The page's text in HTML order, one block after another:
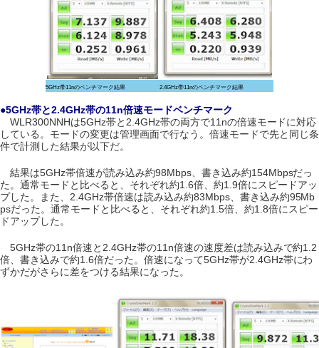
5GHz帯11nのベンチマーク結果 2.4GHz帯11nのベンチマーク結果
●5GHz帯と2.4GHz帯の11n倍速モードベンチマーク
WLR300NNHは5GHz帯と2.4GHz帯の両方で11nの倍速モードに対応
している。モードの変更は管理画面で行なう。倍速モードで先と同じ条
件で計測した結果が以下だ。
結果は5GHz帯倍速が読み込み約98Mbps、書き込み約154Mbpsだっ
た。通常モードと比べると、それぞれ約1.6倍、約1.9倍にスピードアッ
プした。また、2.4GHz帯倍速は読み込み約83Mbps、書き込み約95Mb
psだった。通常モードと比べると、それぞれ約1.5倍、約1.8倍にスピー
ドアップした。
5GHz帯の11n倍速と2.4GHz帯の11n倍速の速度差は読み込みで約1.2
倍、書き込みで約1.6倍だった。倍速になって5GHz帯が2.4GHz帯にわ
ずかだがさらに差をつける結果になった。